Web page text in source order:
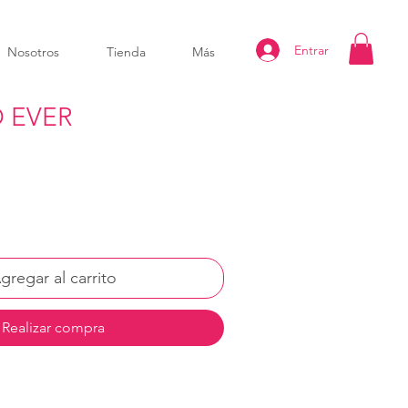
Nosotros Tienda Más Entrar
EVER
al carrito
Realizar compra